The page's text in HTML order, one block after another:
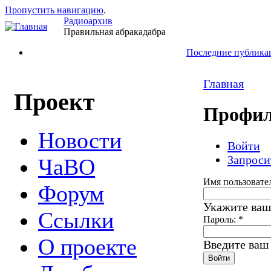
Пропустить навигацию.
Радиоархив
Правильная абракадабра
Последние
Проект
Новости
ЧаВО
Форум
Ссылки
О проекте
Главная
Войти
Имя
Укажите
Пароль: *
Введите ваш